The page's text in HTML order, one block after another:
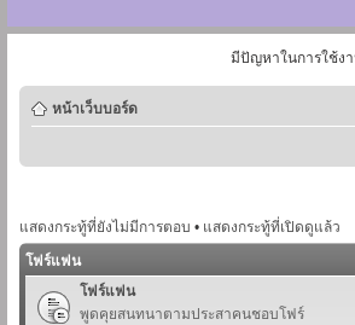
มีปัญหาในการใช้ง
หน้าเว็บบอร์ด
แสดงกระทู้ที่ยังไม่มีการตอบ • แสดงกระทู้ที่เปิดดูแล้ว
โฟร์แฟน
โฟร์แฟน
พูดคุยสนทนาตามประสาคนชอบโฟร์